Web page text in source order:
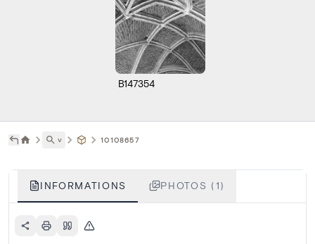
B147354
˅ 10108657
INFORMATIONS PHOTOS (1)